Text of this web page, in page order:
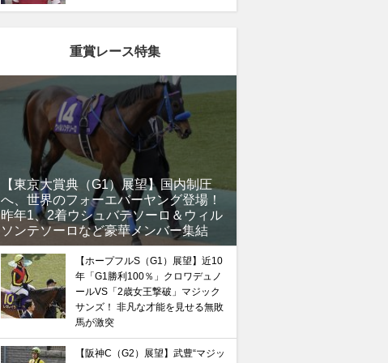
重賞レース特集
【東京大賞典（G1）展望】国内制圧
へ、世界のフォーエバーヤング登場！
昨年1、2着ウシュバテソーロ＆ウィル
ソンテソーロなど豪華メンバー集結
【ホープフルS（G1）展望】近10
年「G1勝利100％」クロワデュノ
ールVS「2歳女王撃破」マジック
サンズ！ 非凡な才能を見せる無敗
馬が激突
【阪神C（G2）展望】武豊“マジッ